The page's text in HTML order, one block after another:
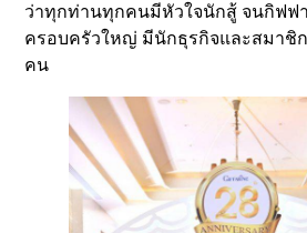
ว่าทุกท่านทุกคนมีหัวใจนักสู้ จนกิฟฟา
ครอบครัวใหญ่ มีนักธุรกิจและสมาชิ
คน